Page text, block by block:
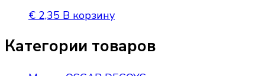
€ 2,35 В корзину
Категории товаров